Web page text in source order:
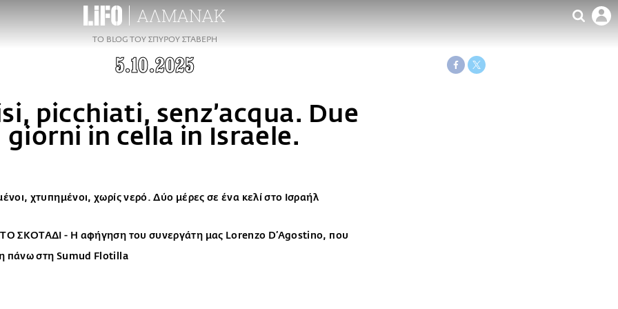
ΑΛΜΑΝΑΚ
TO BLOG ΤΟΥ ΣΠΥΡΟΥ ΣΤΑΒΕΡΗ
5.10.2025
picchiati, senz’acqua. Due
giorni in cella in Israele.
χτυπημένοι, χωρίς νερό. Δύο μέρες σε ένα κελί στο Ισραήλ
ΣΚΟΤΑΔΙ - Η αφήγηση του συνεργάτη μας Lorenzo D’Agostino, που
πάνω στη Sumud Flotilla